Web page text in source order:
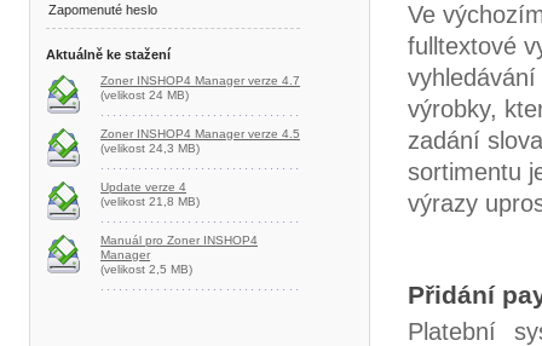
Zapomenuté heslo
Aktuálně ke stažení
Zoner INSHOP4 Manager verze 4.7
(velikost 24 MB)
Zoner INSHOP4 Manager verze 4.5
(velikost 24,3 MB)
Update verze 4
(velikost 21,8 MB)
Manuál pro Zoner INSHOP4
Manager
(velikost 2,5 MB)
Ve
fulltextové
výrobky,
zadání
sortimentu
výrazy
Přidání
Platební